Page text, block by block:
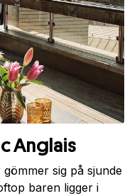
Anglais
sig på sjunde
baren ligger i